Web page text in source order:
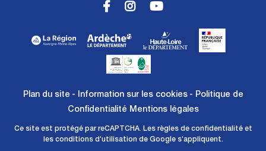
Plan du site Information sur les cookies
Politique de
Confidentialité Mentions légales
Ce site est protégé par reCAPTCHA. Les règles de confidentialitéet
les conditions d'utilisation de Google s'appliquent.